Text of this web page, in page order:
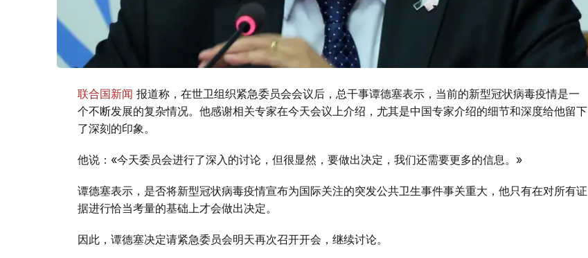
联合国新闻 报道称，在世卫组织紧急委员会会议后，总干事谭德塞表示，当前的新型冠状病毒疫情是一
个不断发展的复杂情况。他感谢相关专家在今天会议上介绍，尤其是中国专家介绍的细节和深度给他留下
了深刻的印象。
他说：«今天委员会进行了深入的讨论，但很显然，要做出决定，我们还需要更多的信息。»
谭德塞表示，是否将新型冠状病毒疫情宣布为国际关注的突发公共卫生事件事关重大，他只有在对所有证
据进行恰当考量的基础上才会做出决定。
因此，谭德塞决定请紧急委员会明天再次召开开会，继续讨论。